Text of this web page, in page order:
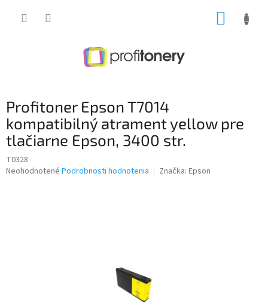
Profitoner Epson T7014
kompatibilný atrament yellow pre
tlačiarne Epson, 3400 str.
T0328
Priemerné
Neohodnotené Podrobnosti hodnotenia Značka: Epson